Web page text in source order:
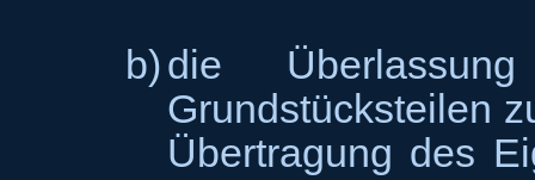
b)die
Grundstücksteilen
Übertragung des